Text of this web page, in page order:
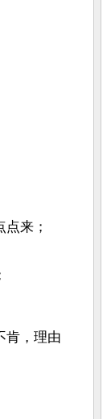
来；
肯，理由